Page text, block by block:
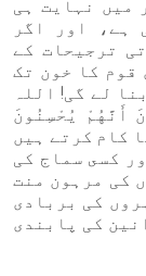
میں نہایت ہی
ہے، اور اگر
ترجیحات کے
قوم کا خون تک
لے گی! اللہ
أَنَّهُمْ يُحْسِنُونَ
کام کرتے ہیں
اور كسى سماج کی
کی مرہون منت
کی بربادی
کی پابندی